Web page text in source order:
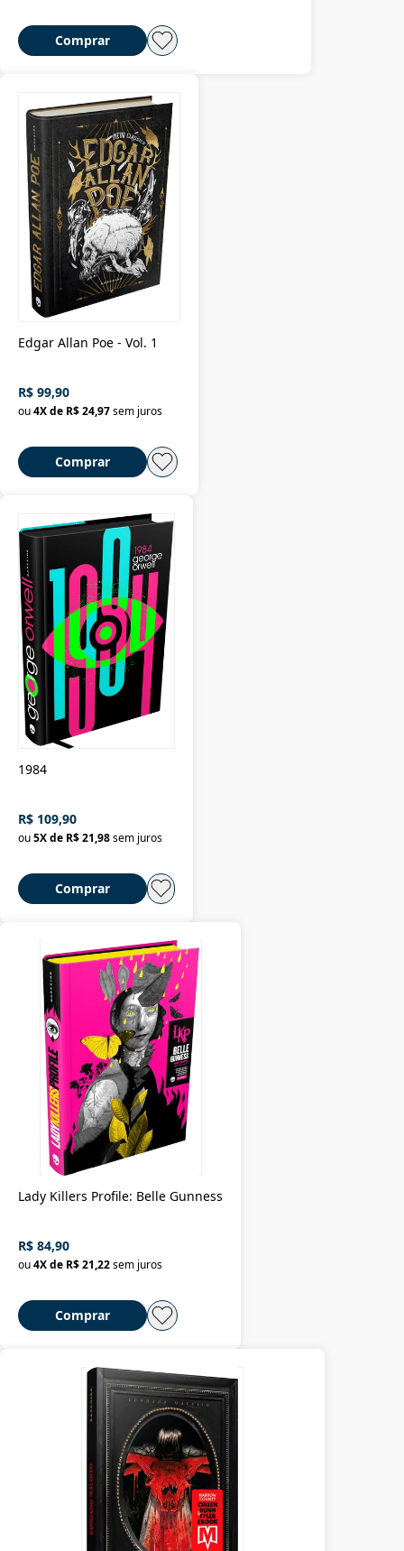
Comprar
Edgar Allan Poe - Vol. 1
R$ 99,90
ou4X de R$ 24,97sem juros
Comprar
1984
R$ 109,90
ou5X de R$ 21,98sem juros
Comprar
Lady Killers Profile: Belle Gunness
R$ 84,90
ou4X de R$ 21,22sem juros
Comprar